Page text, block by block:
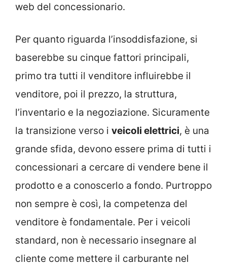
web del concessionario.
Per quanto riguarda l’insoddisfazione, si
baserebbe su cinque fattori principali,
primo tra tutti il venditore influirebbe il
venditore, poi il prezzo, la struttura,
l’inventario e la negoziazione. Sicuramente
la transizione verso i veicoli elettrici, è una
grande sfida, devono essere prima di tutti i
concessionari a cercare di vendere bene il
prodotto e a conoscerlo a fondo. Purtroppo
non sempre è così, la competenza del
venditore è fondamentale. Per i veicoli
standard, non è necessario insegnare al
cliente come mettere il carburante nel